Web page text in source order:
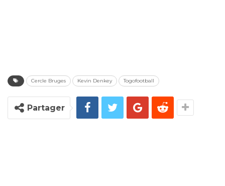
Cercle Bruges Kevin Denkey Togofootball
Partager